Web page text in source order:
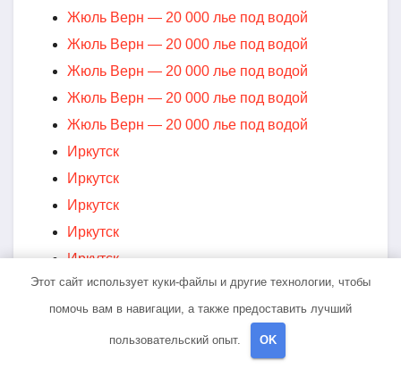
Жюль Верн — 20 000 лье под водой
Жюль Верн — 20 000 лье под водой
Жюль Верн — 20 000 лье под водой
Жюль Верн — 20 000 лье под водой
Жюль Верн — 20 000 лье под водой
Иркутск
Иркутск
Иркутск
Иркутск
Иркутск
Иркутск
Иркутск
Иркутск
Этот сайт использует куки-файлы и другие технологии, чтобы
помочь вам в навигации, а также предоставить лучший
пользовательский опыт. OK